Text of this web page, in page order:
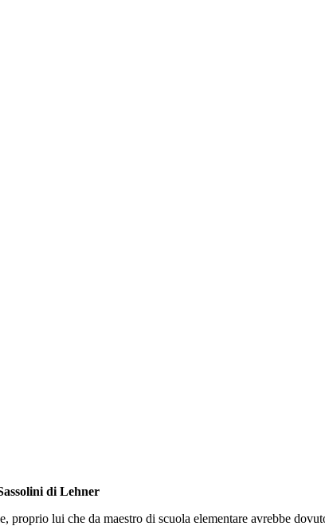
di Lehner
proprio lui che da maestro di scuola elementare avrebbe